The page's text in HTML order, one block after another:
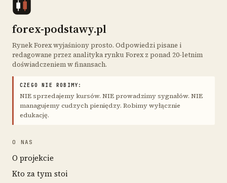
forex-podstawy.pl
Rynek Forex wyjaśniony prosto. Odpowiedzi pisane i
redagowane przez analityka rynku Forex z ponad 20-letnim
doświadczeniem w finansach.
CZEGO NIE ROBIMY:
NIE sprzedajemy kursów. NIE prowadzimy sygnałów. NIE
managujemy cudzych pieniędzy. Robimy wyłącznie
edukację.
O NAS
O projekcie
Kto za tym stoi